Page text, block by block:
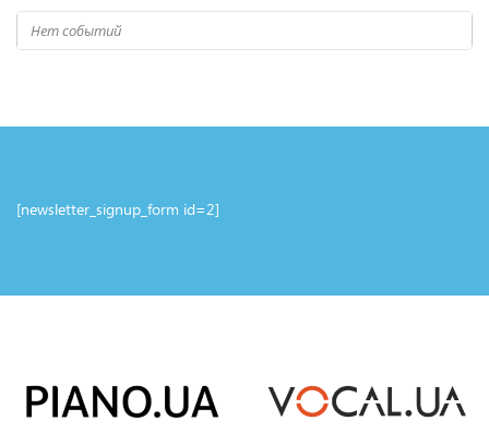
Нет событий
[newsletter_signup_form id=2]